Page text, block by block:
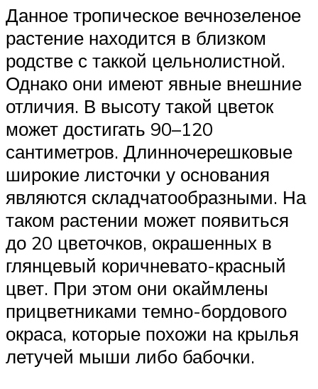
Данное тропическое вечнозеленое
растение находится в близком
родстве с таккой цельнолистной.
Однако они имеют явные внешние
отличия. В высоту такой цветок
может достигать 90–120
сантиметров. Длинночерешковые
широкие листочки у основания
являются складчатообразными. На
таком растении может появиться
до 20 цветочков, окрашенных в
глянцевый коричневато-красный
цвет. При этом они окаймлены
прицветниками темно-бордового
окраса, которые похожи на крылья
летучей мыши либо бабочки.